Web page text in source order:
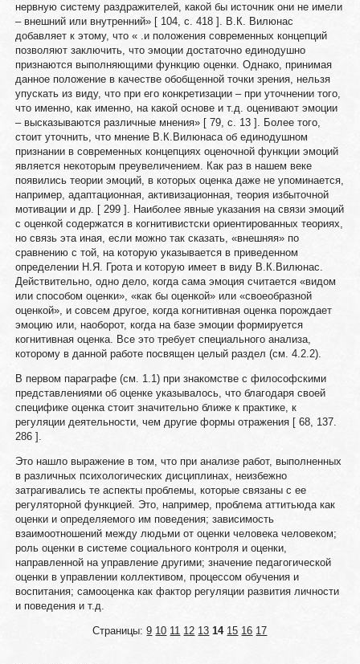
нервную систему раздражителей, какой бы источник они не имели
– внешний или внутренний» [ 104, с. 418 ]. В.К. Вилюнас
добавляет к этому, что « .и положения современных концепций
позволяют заключить, что эмоции достаточно единодушно
признаются выполняющими функцию оценки. Однако, принимая
данное положение в качестве обобщенной точки зрения, нельзя
упускать из виду, что при его конкретизации – при уточнении того,
что именно, как именно, на какой основе и т.д. оценивают эмоции
– высказываются различные мнения» [ 79, с. 13 ]. Более того,
стоит уточнить, что мнение В.К.Вилюнаса об единодушном
признании в современных концепциях оценочной функции эмоций
является некоторым преувеличением. Как раз в нашем веке
появились теории эмоций, в которых оценка даже не упоминается,
например, адаптационная, активизационная, теория избыточной
мотивации и др. [ 299 ]. Наиболее явные указания на связи эмоций
с оценкой содержатся в когнитивистски ориентированных теориях,
но связь эта иная, если можно так сказать, «внешняя» по
сравнению с той, на которую указывается в приведенном
определении Н.Я. Грота и которую имеет в виду В.К.Вилюнас.
Действительно, одно дело, когда сама эмоция считается «видом
или способом оценки», «как бы оценкой» или «своеобразной
оценкой», и совсем другое, когда когнитивная оценка порождает
эмоцию или, наоборот, когда на базе эмоции формируется
когнитивная оценка. Все это требует специального анализа,
которому в данной работе посвящен целый раздел (см. 4.2.2).
В первом параграфе (см. 1.1) при знакомстве с философскими
представлениями об оценке указывалось, что благодаря своей
специфике оценка стоит значительно ближе к практике, к
регуляции деятельности, чем другие формы отражения [ 68, 137.
286 ].
Это нашло выражение в том, что при анализе работ, выполненных
в различных психологических дисциплинах, неизбежно
затрагивались те аспекты проблемы, которые связаны с ее
регуляторной функцией. Это, например, проблема аттитьюда как
оценки и определяемого им поведения; зависимость
взаимоотношений между людьми от оценки человека человеком;
роль оценки в системе социального контроля и оценки,
направленной на управление другими; значение педагогической
оценки в управлении коллективом, процессом обучения и
воспитания; самооценка как фактор регуляции развития личности
и поведения и т.д.
Страницы:9 10 11 12 13 14 15 16 17